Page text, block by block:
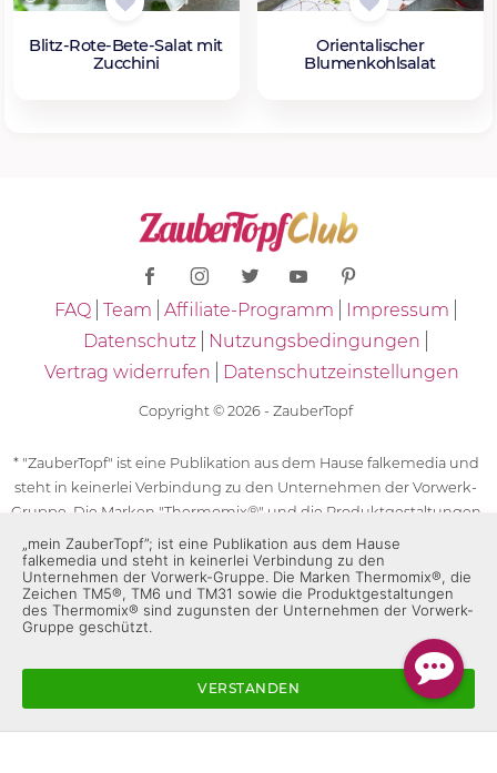
Blitz-Rote-Bete-Salat mit
Zucchini
Orientalischer
Blumenkohlsalat
FAQ Team Affiliate-Programm
Impressum
Datenschutz
Nutzungsbedingungen
Vertrag widerrufen
Datenschutzeinstellungen
Copyright © 2026 - ZauberTopf
* "ZauberTopf" ist eine Publikation aus dem Hause falkemedia und
steht in keinerlei Verbindung zu den Unternehmen der Vorwerk-
Gruppe. Die Marken "Thermomix®" und die Produktgestaltungen
des "Thermomix®" sind eingetragene Marken der Unternehmen
der Vorwerk-Gruppe. Die Marken Thermomix®, die Zeichen TM5®,
TM6 und TM31 sowie die Produktgestaltungen des Thermomix®
sind zugunsten der Unternehmen der Vorwerk-Gruppe
geschützt. Für die Rezeptangaben in "ZauberTopf" ist
„mein ZauberTopf”; ist eine Publikation aus dem Hause
falkemedia und steht in keinerlei Verbindung zu den
Unternehmen der Vorwerk-Gruppe. Die Marken Thermomix®, die
Zeichen TM5®, TM6 und TM31 sowie die Produktgestaltungen
des Thermomix® sind zugunsten der Unternehmen der Vorwerk-
Gruppe geschützt.
VERSTANDEN